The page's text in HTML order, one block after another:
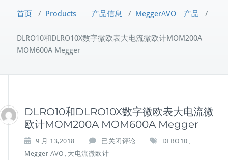
首页 / Products 产品信息 / MeggerAVO 产品 /
DLRO10和DLRO10X数字微欧表大电流微欧计MOM200A
MOM600A Megger
DLRO10和DLRO10X数字微欧表大电流微
欧计MOM200A MOM600A Megger
9 月 13,2018
D
L
已关闭评论 DLRO10
Megger AVO 大电流微欧计